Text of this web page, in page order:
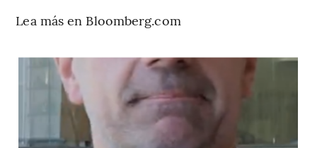
Lea más en Bloomberg.com